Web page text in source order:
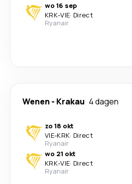
wo 16 sep
KRK-VIE· Direct
Ryanair
Wenen - Krakau 4 dagen
zo 18 okt
VIE-KRK· Direct
Ryanair
wo 21 okt
KRK-VIE· Direct
Ryanair